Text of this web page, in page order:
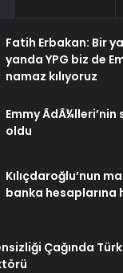
Fatih Erbakan: Bir
yanda YPG biz de
namaz kılıyoruz
Emmy
oldu
Kılıçdaroğlu’nun
banka hesaplarına
Çağında Türk